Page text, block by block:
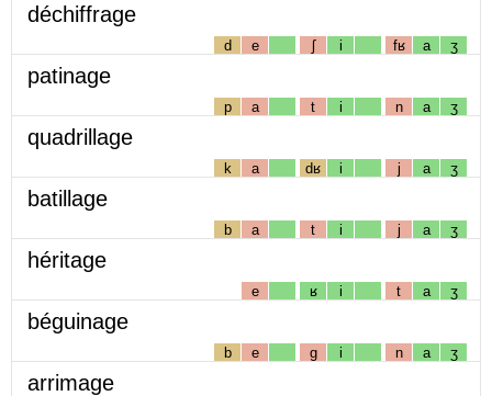
déchiffrage
d e ʃ i fʁ a ʒ
patinage
p a t i n a ʒ
quadrillage
k a dʁ i j a ʒ
batillage
b a t i j a ʒ
héritage
e ʁ i t a ʒ
béguinage
b e g i n a ʒ
arrimage